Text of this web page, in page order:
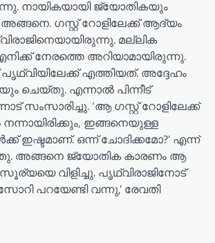
നായികയായി ജ്യോതികയും
ഗസ്റ്റ് റോളിലേക്ക് ആദ്യം
മല്ലിക
നേരത്തെ അറിയാമായിരുന്നു.
എത്തിയത്. അദ്ദേഹം
ചെയ്തു. എന്നാല്‍ പിന്നീട്
സംസാരിച്ചു. ‘ആ ഗസ്റ്റ് റോളിലേക്ക്
ഇങ്ങനെയുള്ള
ഇഷ്ടമാണ്. ഒന്ന് ചോദിക്കമോ?’ എന്ന്
അങ്ങനെ ജ്യോതിക കാരണം ആ
വിളിച്ചു. പൃഥ്വിരാജിനോട്
പറയേണ്ടി വന്നു,’ രേവതി